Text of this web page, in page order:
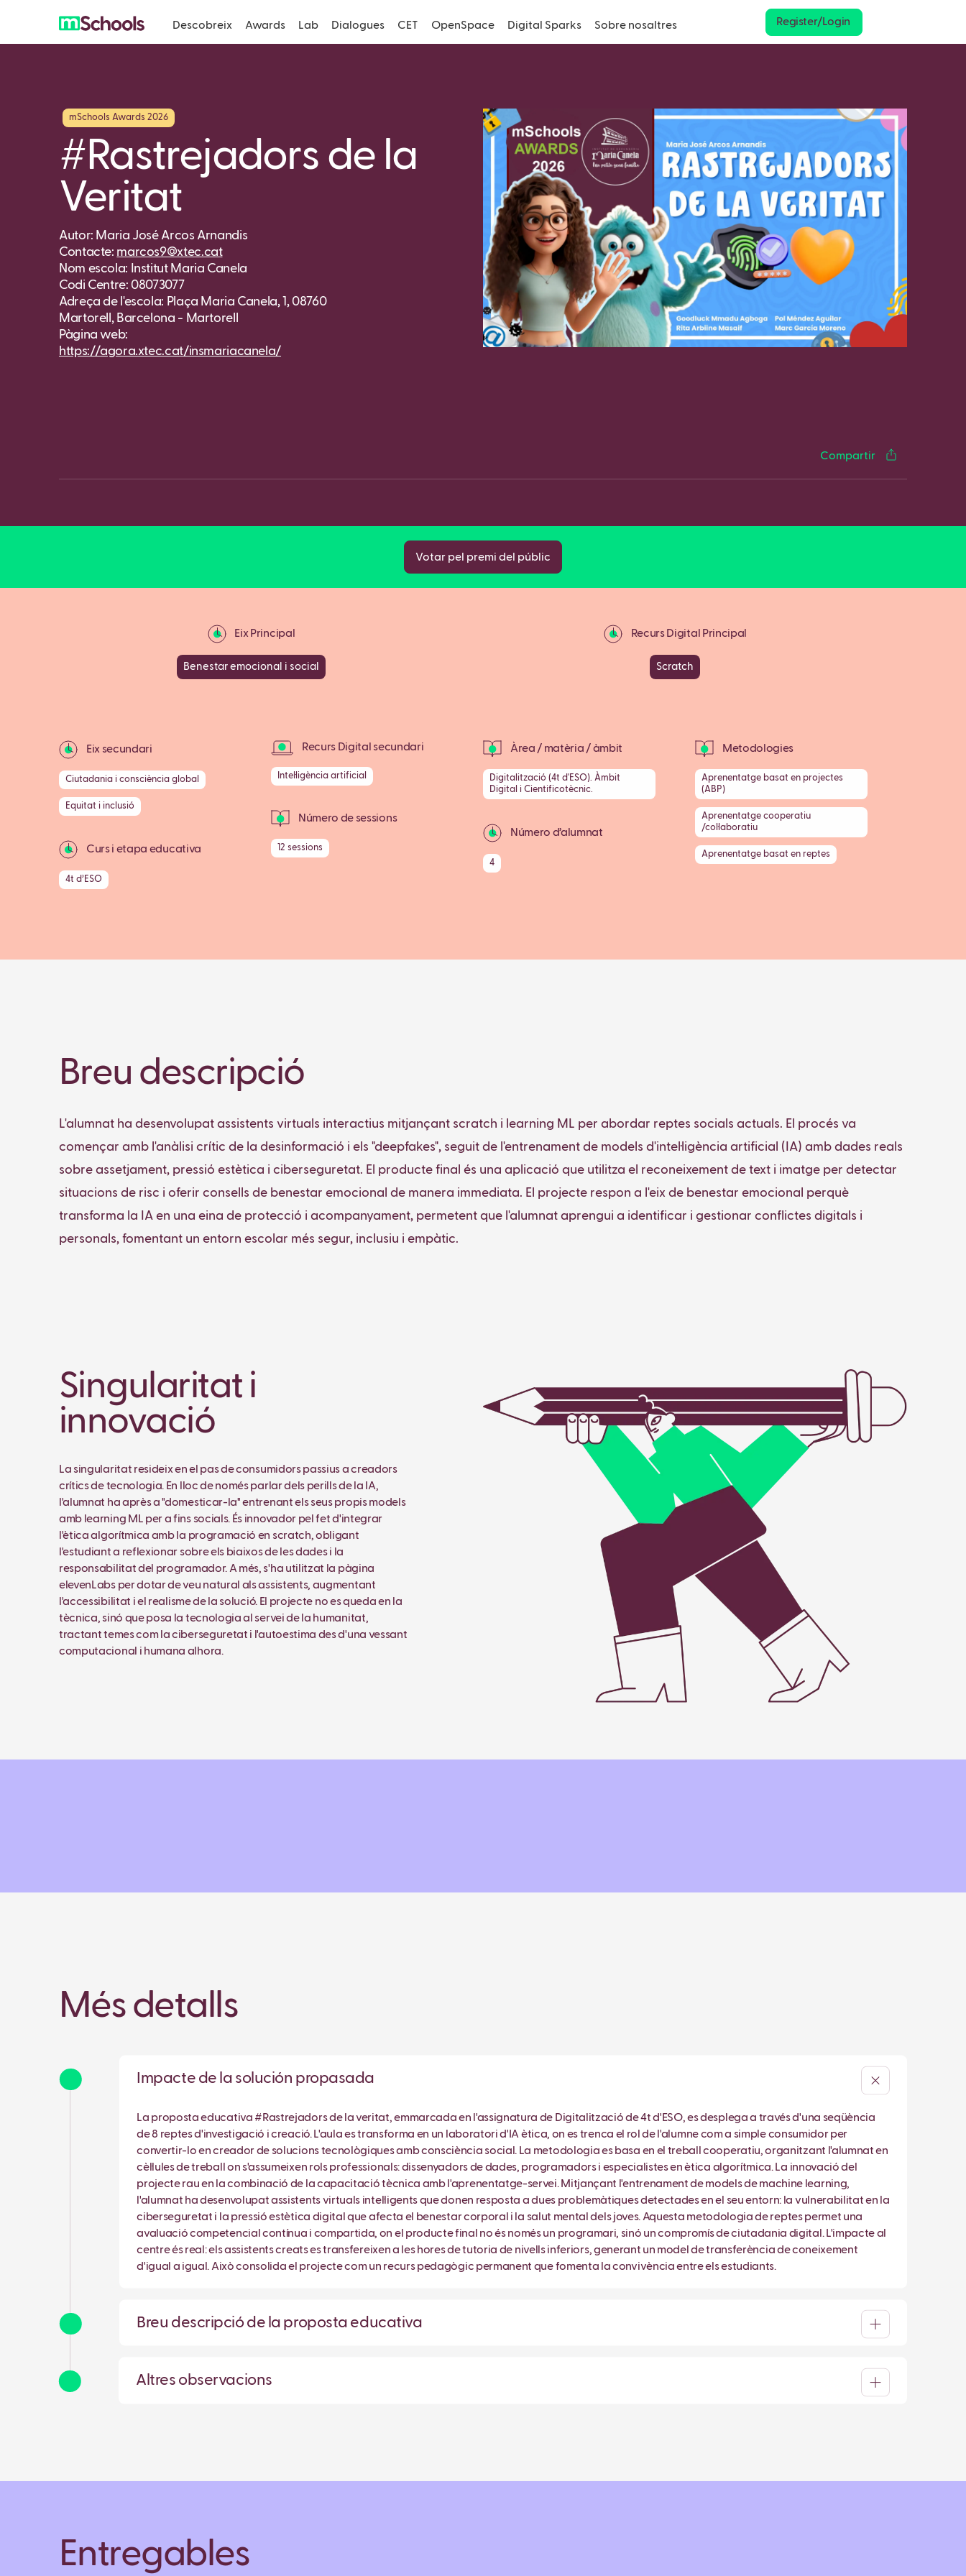
Descobreix Awards Lab Dialogues CET OpenSpace Digital Sparks Sobre nosaltres Register/Login
mSchools Awards 2026
#Rastrejadors de la
Veritat
Autor: Maria José Arcos Arnandis
Contacte: marcos9@xtec.cat
Nom escola: Institut Maria Canela
Codi Centre: 08073077
Adreça de l'escola: Plaça Maria Canela, 1, 08760
Martorell, Barcelona - Martorell
Pàgina web:
https://agora.xtec.cat/insmariacanela/
Compartir
Votar pel premi del públic
Eix Principal
Benestar emocional i social
Recurs Digital Principal
Scratch
Eix secundari
Ciutadania i consciència global
Equitat i inclusió
Curs i etapa educativa
4t d’ESO
Recurs Digital secundari
Intel·ligència artificial
Número de sessions
12 sessions
Àrea / matèria / àmbit
Digitalització (4t d'ESO). Àmbit
Digital i Cientificotècnic.
Número d’alumnat
4
Metodologies
Aprenentatge basat en projectes
(ABP)
Aprenentatge cooperatiu
/col·laboratiu
Aprenentatge basat en reptes
Breu descripció
L'alumnat ha desenvolupat assistents virtuals interactius mitjançant scratch i learning ML per abordar reptes socials actuals. El procés va
començar amb l'anàlisi crític de la desinformació i els "deepfakes", seguit de l'entrenament de models d'intel·ligència artificial (IA) amb dades reals
sobre assetjament, pressió estètica i ciberseguretat. El producte final és una aplicació que utilitza el reconeixement de text i imatge per detectar
situacions de risc i oferir consells de benestar emocional de manera immediata. El projecte respon a l'eix de benestar emocional perquè
transforma la IA en una eina de protecció i acompanyament, permetent que l'alumnat aprengui a identificar i gestionar conflictes digitals i
personals, fomentant un entorn escolar més segur, inclusiu i empàtic.
Singularitat i
innovació
La singularitat resideix en el pas de consumidors passius a creadors
crítics de tecnologia. En lloc de només parlar dels perills de la IA,
l'alumnat ha après a "domesticar-la" entrenant els seus propis models
amb learning ML per a fins socials. És innovador pel fet d'integrar
l'ètica algorítmica amb la programació en scratch, obligant
l'estudiant a reflexionar sobre els biaixos de les dades i la
responsabilitat del programador. A més, s'ha utilitzat la pàgina
elevenLabs per dotar de veu natural als assistents, augmentant
l'accessibilitat i el realisme de la solució. El projecte no es queda en la
tècnica, sinó que posa la tecnologia al servei de la humanitat,
tractant temes com la ciberseguretat i l'autoestima des d'una vessant
computacional i humana alhora.
Més detalls
Impacte de la solución propasada
La proposta educativa #Rastrejadors de la veritat, emmarcada en l'assignatura de Digitalització de 4t d'ESO, es desplega a través d'una seqüència
de 8 reptes d'investigació i creació. L'aula es transforma en un laboratori d'IA ètica, on es trenca el rol de l'alumne com a simple consumidor per
convertir-lo en creador de solucions tecnològiques amb consciència social. La metodologia es basa en el treball cooperatiu, organitzant l'alumnat en
cèl·lules de treball on s'assumeixen rols professionals: dissenyadors de dades, programadors i especialistes en ètica algorítmica. La innovació del
projecte rau en la combinació de la capacitació tècnica amb l'aprenentatge-servei. Mitjançant l'entrenament de models de machine learning,
l'alumnat ha desenvolupat assistents virtuals intel·ligents que donen resposta a dues problemàtiques detectades en el seu entorn: la vulnerabilitat en la
ciberseguretat i la pressió estètica digital que afecta el benestar corporal i la salut mental dels joves. Aquesta metodologia de reptes permet una
avaluació competencial contínua i compartida, on el producte final no és només un programari, sinó un compromís de ciutadania digital. L'impacte al
centre és real: els assistents creats es transfereixen a les hores de tutoria de nivells inferiors, generant un model de transferència de coneixement
d'igual a igual. Això consolida el projecte com un recurs pedagògic permanent que fomenta la convivència entre els estudiants.
Breu descripció de la proposta educativa
Altres observacions
Entregables